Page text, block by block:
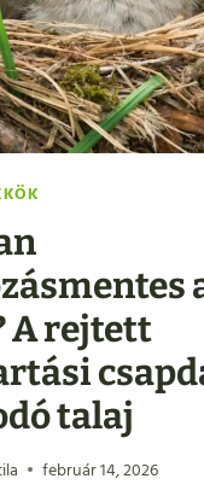
A rejtett
talaj
február 14, 2026